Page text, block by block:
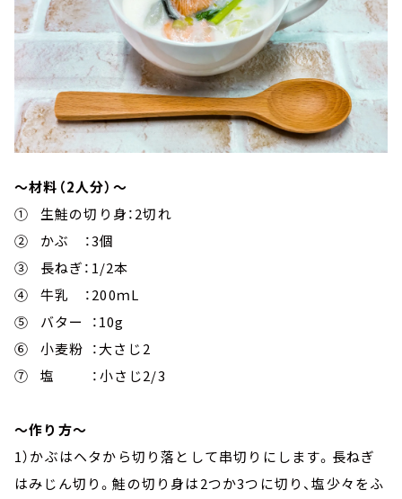
～材料（2人分）～
① 生鮭の切り身：2切れ
② かぶ ：3個
③ 長ねぎ：1/2本
④ 牛乳 ：200ｍL
⑤ バター ：10g
⑥ 小麦粉 ：大さじ2
⑦ 塩 ：小さじ2/3
～作り方～
1）かぶはヘタから切り落として串切りにします。長ねぎ
はみじん切り。鮭の切り身は2つか3つに切り、塩少々をふ